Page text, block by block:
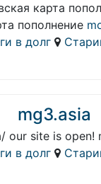
карта
пополнение
в долг
mg3.asia
our site is open!
в долг